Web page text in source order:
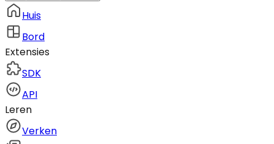
Huis
Bord
Extensies
SDK
API
Leren
Verken